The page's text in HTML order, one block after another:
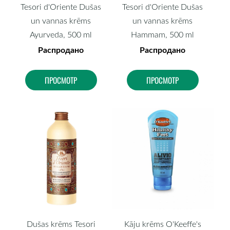
Tesori d'Oriente Dušas
un vannas krēms
Ayurveda, 500 ml
Распродано
ПРОСМОТР
Tesori d'Oriente Dušas
un vannas krēms
Hammam, 500 ml
Распродано
ПРОСМОТР
Dušas krēms Tesori
Kāju krēms O'Keeffe's